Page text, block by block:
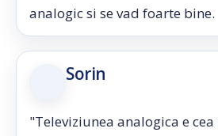
analogic si se vad foarte bine.
Sorin
"Televiziunea analogica e